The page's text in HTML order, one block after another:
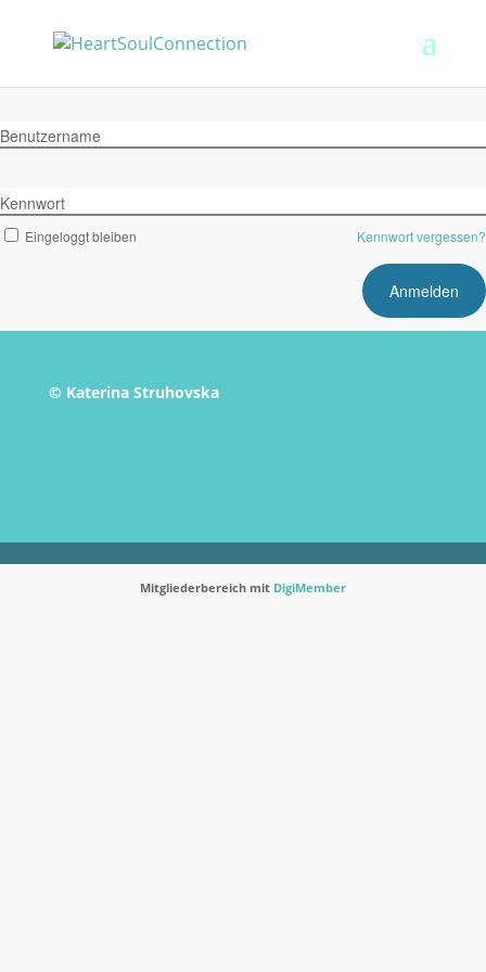
Benutzername
Kennwort
Eingeloggt bleiben Kennwort vergessen?
© Katerina Struhovska
Mitgliederbereich mit DigiMember